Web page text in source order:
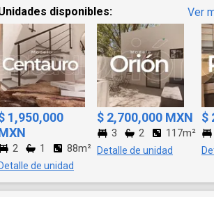
disponibles: Ver
1,950,000
2 1 88m²
Detalle de unidad
$ 2,700,000 MXN
3 2 117m²
Detalle de unidad
$